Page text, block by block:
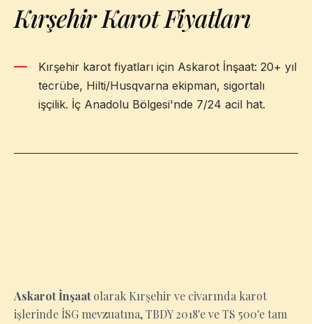
Kırşehir Karot Fiyatları
Kırşehir karot fiyatları için Askarot İnşaat: 20+ yıl
tecrübe, Hilti/Husqvarna ekipman, sigortalı
işçilik. İç Anadolu Bölgesi'nde 7/24 acil hat.
Askarot İnşaatolarak Kırşehir ve civarında karot
işlerinde İSG mevzuatına, TBDY 2018'e ve TS 500'e tam